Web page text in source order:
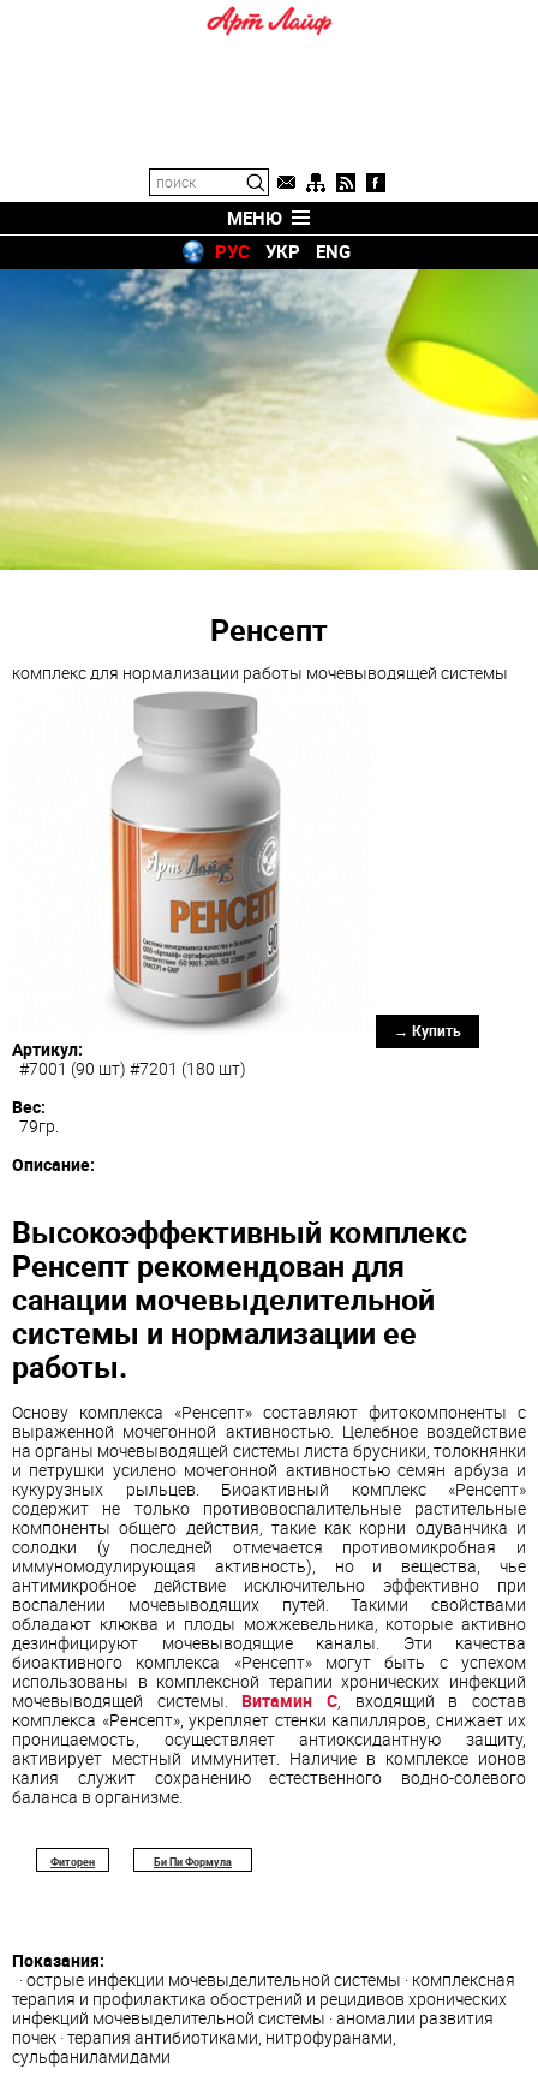
МЕНЮ
РУС
УКР ENG
Ренсепт
комплекс для нормализации работы мочевыводящей системы
→ Купить
Артикул:
#7001 (90 шт) #7201 (180 шт)
Вес:
79гр.
Описание:
Высокоэффективный комплекс
Ренсепт рекомендован для
санации мочевыделительной
системы и нормализации ее
работы.
Основу комплекса «Ренсепт» составляют фитокомпоненты с
выраженной мочегонной активностью. Целебное воздействие
на органы мочевыводящей системы листа брусники, толокнянки
и петрушки усилено мочегонной активностью семян арбуза и
кукурузных рыльцев. Биоактивный комплекс «Ренсепт»
содержит не только противовоспалительные растительные
компоненты общего действия, такие как корни одуванчика и
солодки (у последней отмечается противомикробная и
иммуномодулирующая активность), но и вещества, чье
антимикробное действие исключительно эффективно при
воспалении мочевыводящих путей. Такими свойствами
обладают клюква и плоды можжевельника, которые активно
дезинфицируют мочевыводящие каналы. Эти качества
биоактивного комплекса «Ренсепт» могут быть с успехом
использованы в комплексной терапии хронических инфекций
мочевыводящей системы.Витамин C , входящий в состав
комплекса «Ренсепт», укрепляет стенки капилляров, снижает их
проницаемость, осуществляет антиоксидантную защиту,
активирует местный иммунитет. Наличие в комплексе ионов
калия служит сохранению естественного водно-солевого
баланса в организме.
Фиторен Би Пи Формула
Показания:
· острые инфекции мочевыделительной системы · комплексная
терапия и профилактика обострений и рецидивов хронических
инфекций мочевыделительной системы · аномалии развития
почек · терапия антибиотиками, нитрофуранами,
сульфаниламидами